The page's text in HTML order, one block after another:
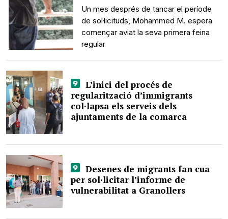
Un mes després de tancar el període
de sol·licituds, Mohammed M. espera
començar aviat la seva primera feina
regular
L’inici del procés de
regularització d’immigrants
col·lapsa els serveis dels
ajuntaments de la comarca
Desenes de migrants fan cua
per sol·licitar l’informe de
vulnerabilitat a Granollers